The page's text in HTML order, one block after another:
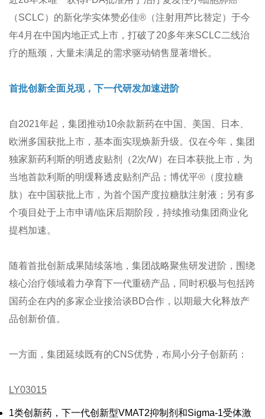
（SCLC）的新化学实体赞必佳®（注射用芦比替定）于今
年4月在中国内地正式上市，打破了20多年来SCLC二线治
疗的瓶颈，大量未满足的需求驱动销售显著增长。
首批创新全面兑现，下一代研发加速进阶
自2021年起，集团推动10余款新药在中国、美国、日本、
欧洲多国获批上市，基本面实现焕新升级。仅在今年，集团
独家新药利斯的明透皮贴剂（2次/W）在日本获批上市，为
当地首款利斯的明缓释透皮贴剂产品；博优平®（度拉糖
肽）在中国获批上市，为首个国产度拉糖肽注射液；另有多
个项目处于上市申请/临床后期阶段，持续推动集团商业化
提档加速。
随着首批创新成果陆续落地，集团战略聚焦研发进阶，围绕
核心治疗领域着力孕育下一代重磅产品，同时积极与包括跨
国药企在内的多家企业接洽谈BD合作，以期最大化释放产
品创新价值。
一方面，集团延续既有的CNS优势，布局小分子创新药：
LY03015
1类创新药，下一代创新型VMAT2抑制剂和Sigma-1受体激